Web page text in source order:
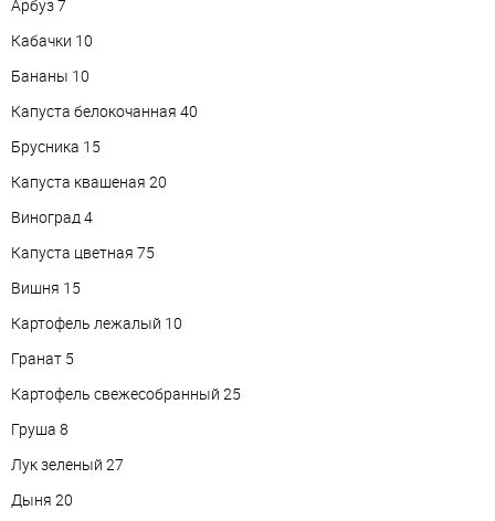
Арбуз 7
Кабачки 10
Бананы 10
Капуста белокочанная 40
Брусника 15
Капуста квашеная 20
Виноград 4
Капуста цветная 75
Вишня 15
Картофель лежалый 10
Гранат 5
Картофель свежесобранный 25
Груша 8
Лук зеленый 27
Дыня 20